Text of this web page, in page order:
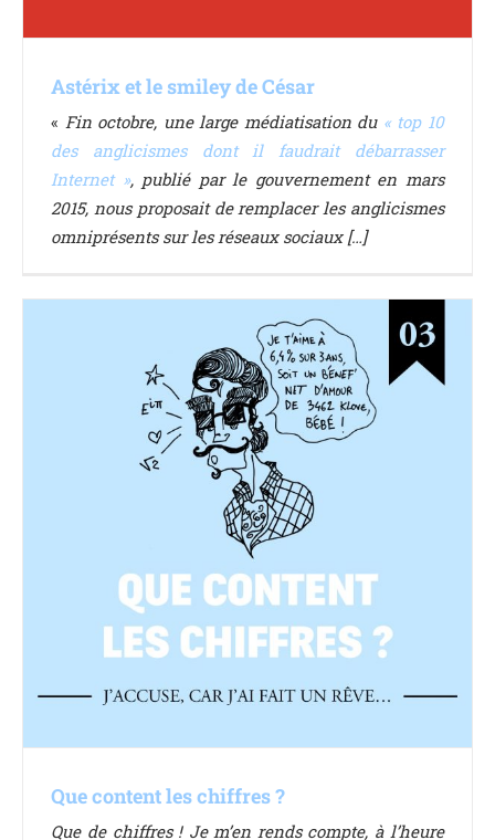
Astérix et le smiley de César
« Fin octobre, une large médiatisation du « top 10
des anglicismes dont il faudrait débarrasser
Internet », publié par le gouvernement en mars
2015, nous proposait de remplacer les anglicismes
omniprésents sur les réseaux sociaux […]
Que content les chiffres ?
Que de chiffres ! Je m’en rends compte, à l’heure